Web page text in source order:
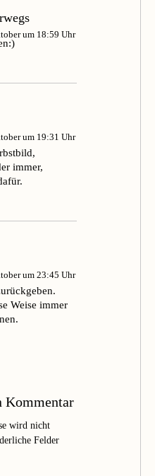
um 18:59 Uhr
um 19:31 Uhr
immer,
um 23:45 Uhr
Weise immer
Kommentar
wird nicht
Felder